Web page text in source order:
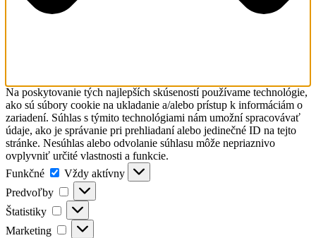
Na poskytovanie tých najlepších skúseností používame technológie,
ako sú súbory cookie na ukladanie a/alebo prístup k informáciám o
zariadení. Súhlas s týmito technológiami nám umožní spracovávať
údaje, ako je správanie pri prehliadaní alebo jedinečné ID na tejto
stránke. Nesúhlas alebo odvolanie súhlasu môže nepriaznivo
ovplyvniť určité vlastnosti a funkcie.
Funkčné
Funkčné
Vždy aktívny
Predvoľby
Predvoľby
Štatistiky Štatistiky
Marketing Marketing